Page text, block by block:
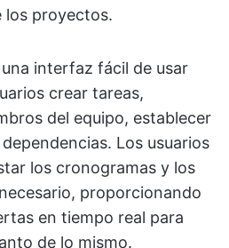
los proyectos.
interfaz fácil de usar
crear tareas,
del equipo, establecer
Los usuarios
los cronogramas y los
proporcionando
en tiempo real para
de lo mismo.